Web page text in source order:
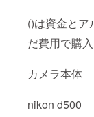
()は資金とア
だ費用で購
カメラ本体
nikon d500